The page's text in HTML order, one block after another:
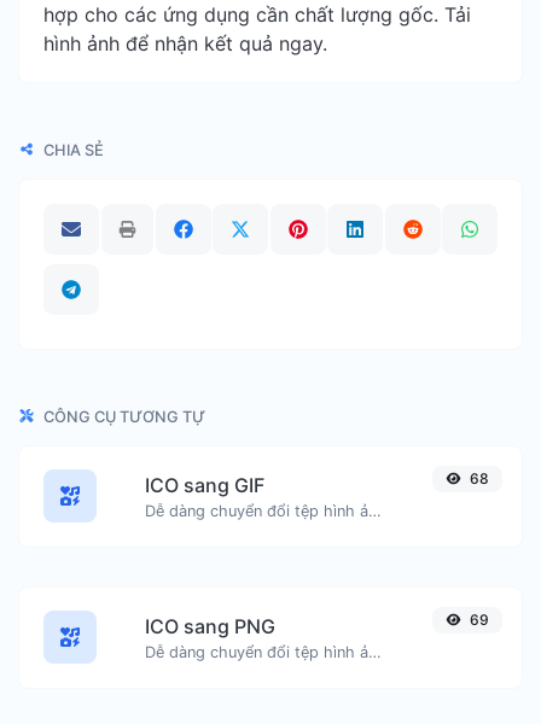
hợp cho các ứng dụng cần chất lượng gốc. Tải
hình ảnh để nhận kết quả ngay.
CHIA SẺ
CÔNG CỤ TƯƠNG TỰ
ICO sang GIF
Dễ dàng chuyển đổi tệp hình ảnh ICO sang GIF.
68
ICO sang PNG
Dễ dàng chuyển đổi tệp hình ảnh ICO sang PNG.
69